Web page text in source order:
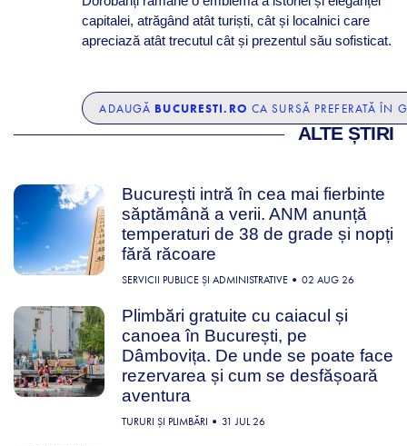
capitalei, atrăgând atât turiști, cât și localnici care
apreciază atât trecutul cât și prezentul său sofisticat.
ADAUGĂ BUCURESTI.RO CA SURSĂ PREFERATĂ ÎN
ALTE ȘTIRI
București intră în cea mai fierbinte
săptămână a verii. ANM anunță
temperaturi de 38 de grade și nopți
fără răcoare
SERVICII PUBLICE ȘI ADMINISTRATIVE 02 AUG 26
Plimbări gratuite cu caiacul și
canoea în București, pe
Dâmbovița. De unde se poate face
rezervarea și cum se desfășoară
aventura
TURURI ȘI PLIMBĂRI 31 JUL 26